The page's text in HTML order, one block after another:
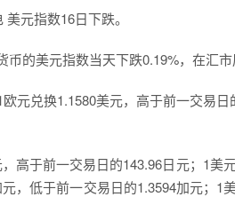
元指数16日下跌。
的美元指数当天下跌0.19%，在汇市
兑换1.1580美元，高于前一交易日
于前一交易日的143.96日元；1美
，低于前一交易日的1.3594加元；1